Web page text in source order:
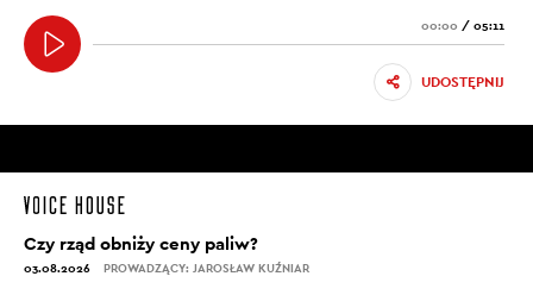
00:00 / 05:11
UDOSTĘPNIJ
Czy rząd obniży ceny paliw?
03.08.2026 PROWADZĄCY: JAROSŁAW KUŹNIAR